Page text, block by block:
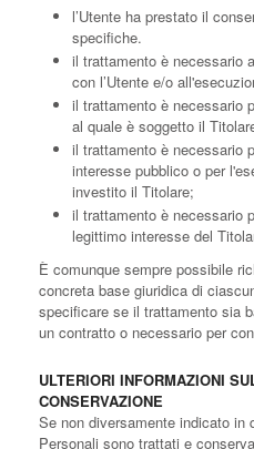
l’Utente ha prestato il
specifiche.
il trattamento è necessario
con l’Utente e/o
il trattamento è necessario
al quale è soggetto il
il trattamento è necessario
interesse pubblico o per
investito il Titolare;
il trattamento è necessario
legittimo interesse del
È comunque sempre possibile
concreta base giuridica di
specificare se il trattamento sia
un contratto o necessario per
ULTERIORI INFORMAZIONI
CONSERVAZIONE
Se non diversamente indicato in
Personali sono trattati e